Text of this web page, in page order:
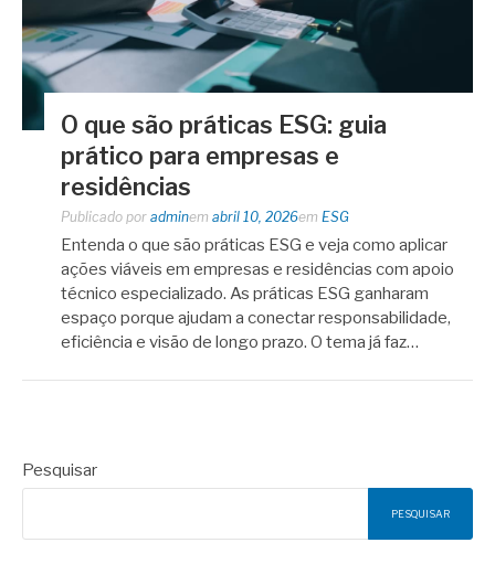
O que são práticas ESG: guia
prático para empresas e
residências
Publicado por adminem abril 10, 2026em ESG
Entenda o que são práticas ESG e veja como aplicar
ações viáveis em empresas e residências com apoio
técnico especializado. As práticas ESG ganharam
espaço porque ajudam a conectar responsabilidade,
eficiência e visão de longo prazo. O tema já faz…
Pesquisar
PESQUISAR